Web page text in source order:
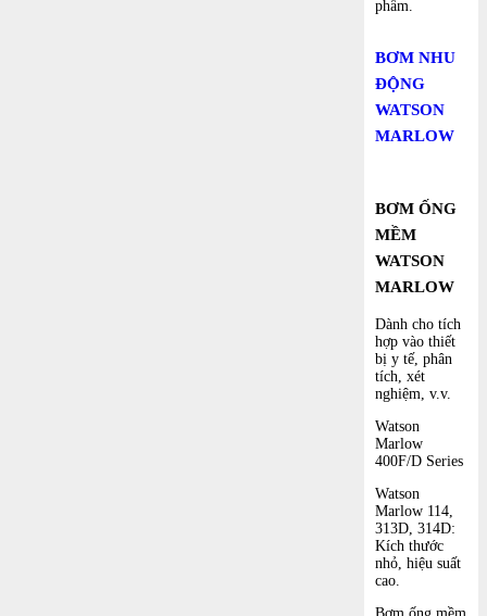
phẩm.
BƠM NHU
ĐỘNG
WATSON
MARLOW
BƠM ỐNG
MỀM
WATSON
MARLOW
Dành cho tích
hợp vào thiết
bị y tế, phân
tích, xét
nghiệm, v.v.
Watson
Marlow
400F/D Series
Watson
Marlow 114,
313D, 314D:
Kích thước
nhỏ, hiệu suất
cao.